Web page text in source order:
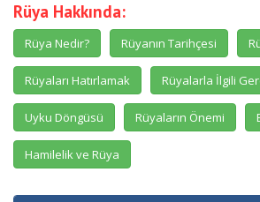
Rüya Hakkında:
Rüya Nedir? Rüyanın Tarihçesi
Rüyaları Hatırlamak Rüyalarla İlgili
Uyku Döngüsü Rüyaların Önemi
Hamilelik ve Rüya